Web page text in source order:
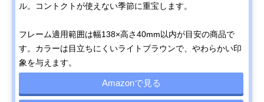
ル。コントクトが使えない季節に重宝します。
フレーム適用範囲は幅138×高さ40mm以内が目安の商品で
す。カラーは目立ちにくいライトブラウンで、やわらかい印
象を与えます。
Amazonで見る